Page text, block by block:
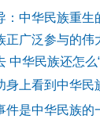
：中华民族重生
正广泛参与的伟
中华民族还怎么
身上看到中华民
件是中华民族的